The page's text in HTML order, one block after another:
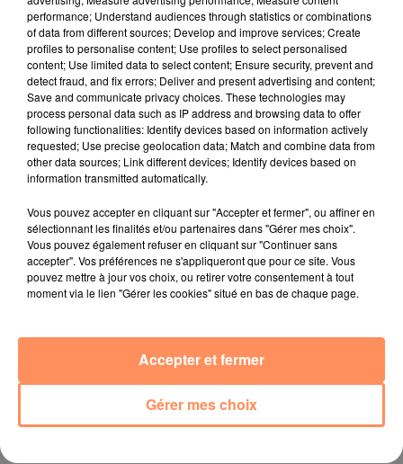
4 juillet 2022
Radio Star Live avec Dadju
27 juin 2022
Marseille : une application pour mettre en
relation extras et...
27 juin 2022
jusqu'au bout de la nuit !
10 mai 2022
Toulon : des quais électrifiés pour 2023 !
10 mai 2022
Marseille : appel à témoins pour retrouver
8 mai 2022
performance; Understand audiences through statistics or combinations
of data from different sources; Develop and improve services; Create
profiles to personalise content; Use profiles to select personalised
content; Use limited data to select content; Ensure security, prevent and
detect fraud, and fix errors; Deliver and present advertising and content;
Save and communicate privacy choices. These technologies may
process personal data such as IP address and browsing data to offer
following functionalities: Identify devices based on information actively
requested; Use precise geolocation data; Match and combine data from
other data sources; Link different devices; Identify devices based on
information transmitted automatically.
Vous pouvez accepter en cliquant sur "Accepter et fermer", ou affiner en
sélectionnant les finalités et/ou partenaires dans "Gérer mes choix".
Vous pouvez également refuser en cliquant sur "Continuer sans
accepter". Vos préférences ne s'appliqueront que pour ce site. Vous
pouvez mettre à jour vos choix, ou retirer votre consentement à tout
moment via le lien "Gérer les cookies" situé en bas de chaque page.
Gérer mes choix
Accepter et fermer